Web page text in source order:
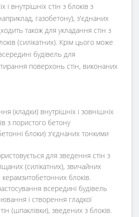
і внутрішніх стін з блоків з
газобетону), з'єднаних
також для укладання стін з
(силікатних). Крім цього може
будівель для
поверхонь стін, виконаних
(кладки) внутрішніх і зовнішніх
з пористого бетону
блоки) з'єднаних тонкими
для зведення стін з
(силікатних), звичайних
керамзитобетонних блоків.
всередині будівель
і створення гладкої
(шпаклівки), зведених з блоків.